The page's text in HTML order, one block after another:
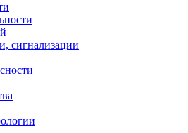
сигнализации